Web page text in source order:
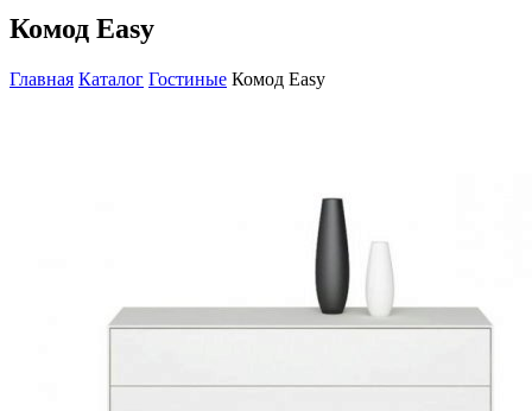
Комод Easy
Главная Каталог Гостиные Комод Easy